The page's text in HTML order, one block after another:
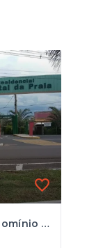
Rancho a venda no condomínio Portal da Praia em Buritama/SP